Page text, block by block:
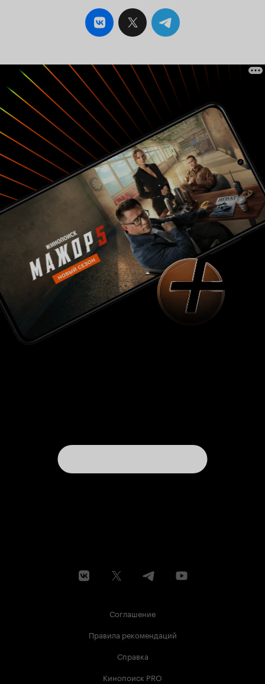
Соглашение
Правила рекомендаций
Справка
Кинопоиск PRO